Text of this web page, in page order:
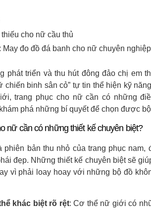
cho nữ cầu thủ
May đo đồ đá banh cho nữ chuyên
phát triển và thu hút đông đảo chị em
chiến binh sân cỏ” tự tin thể hiện kỹ
trang phục cho nữ cần có những
phá những bí quyết để chọn được
nữ cần có những thiết kế chuyên biệt?
phiên bản thu nhỏ của trang phục
đẹp. Những thiết kế chuyên biệt sẽ
vì phải loay hoay với những bộ đồ
khác biệt rõ rệt: Cơ thể nữ giới có